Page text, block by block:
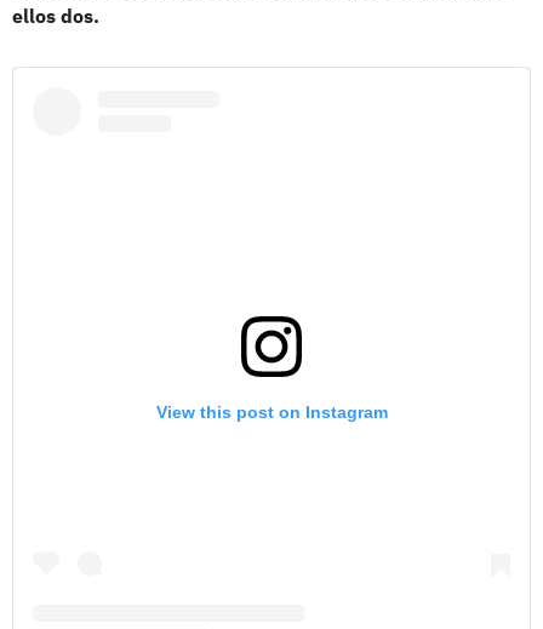
ellos dos.
View this post on Instagram